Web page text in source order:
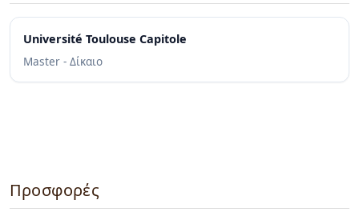
Université Toulouse Capitole
Master - Δίκαιο
Προσφορές